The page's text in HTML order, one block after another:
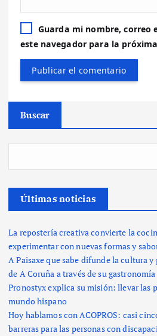
Guarda mi nombre, correo
este navegador para la
Buscar
Últimas noticias
La repostería creativa convierte la
experimentar con nuevas formas y
A Paisaxe que sabe difunde la cultura
de A Coruña a través de su gastronomía
Pronostyx explica su misión: llevar las
mundo hispano
Hoy hablamos con ACOPROS: casi
barreras para las personas con